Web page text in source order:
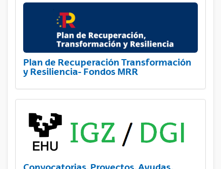
Plan de Recuperación Transformación
y Resiliencia- Fondos MRR